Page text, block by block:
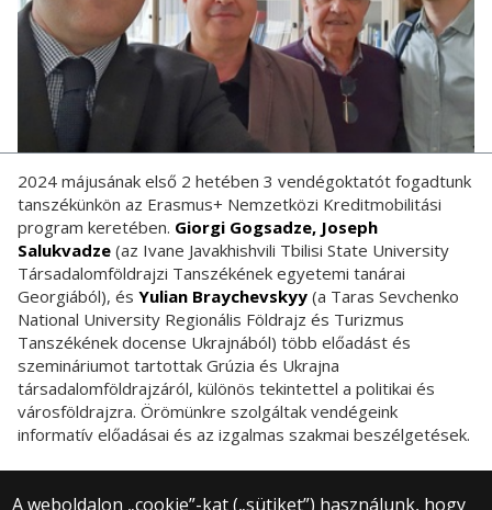
2024 májusának első 2 hetében 3 vendégoktatót fogadtunk
tanszékünkön az Erasmus+ Nemzetközi Kreditmobilitási
program keretében. Giorgi Gogsadze, Joseph
Salukvadze (az Ivane Javakhishvili Tbilisi State University
Társadalomföldrajzi Tanszékének egyetemi tanárai
Georgiából), és Yulian Braychevskyy (a Taras Sevchenko
National University Regionális Földrajz és Turizmus
Tanszékének docense Ukrajnából) több előadást és
szemináriumot tartottak Grúzia és Ukrajna
társadalomföldrajzáról, különös tekintettel a politikai és
városföldrajzra. Örömünkre szolgáltak vendégeink
informatív előadásai és az izgalmas szakmai beszélgetések.
A weboldalon „cookie”-kat („sütiket”) használunk, hogy